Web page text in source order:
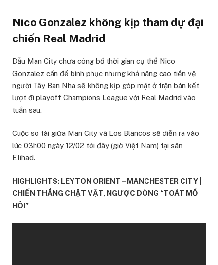
Nico Gonzalez không kịp tham dự đại
chiến Real Madrid
Dẫu Man City chưa công bố thời gian cụ thể Nico
Gonzalez cần để bình phục nhưng khả năng cao tiền vệ
người Tây Ban Nha sẽ không kịp góp mặt ở trận bán kết
lượt đi playoff Champions League với Real Madrid vào
tuần sau.
Cuộc so tài giữa Man City và Los Blancos sẽ diễn ra vào
lúc 03h00 ngày 12/02 tới đây (giờ Việt Nam) tại sân
Etihad.
HIGHLIGHTS: LEYTON ORIENT – MANCHESTER CITY |
CHIẾN THẮNG CHẬT VẬT, NGƯỢC DÒNG “TOÁT MỒ
HÔI”